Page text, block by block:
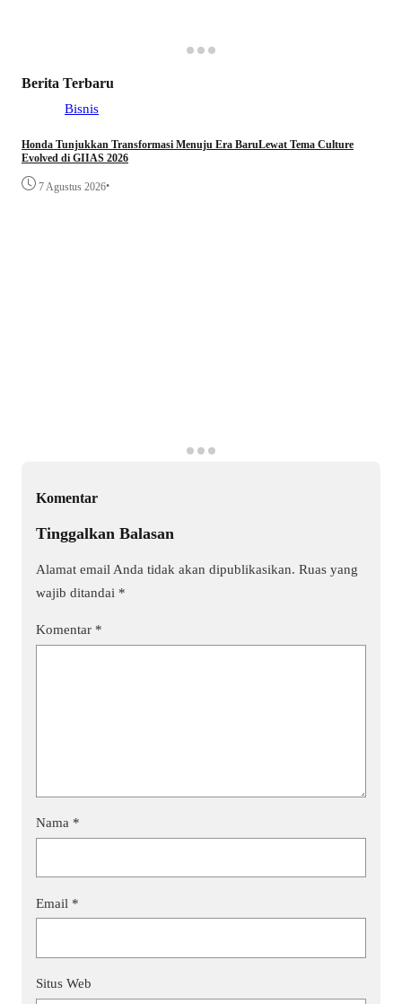
Berita Terbaru
Bisnis
Honda Tunjukkan Transformasi Menuju Era BaruLewat Tema Culture
Evolved di GIIAS 2026
7 Agustus 2026•
Komentar
Tinggalkan Balasan
Alamat email Anda tidak akan dipublikasikan. Ruas yang
wajib ditandai *
Komentar *
Nama *
Email *
Situs Web